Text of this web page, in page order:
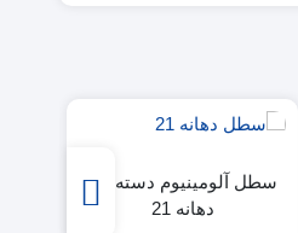
سطل آلومینیوم دسته دار
دهانه 21